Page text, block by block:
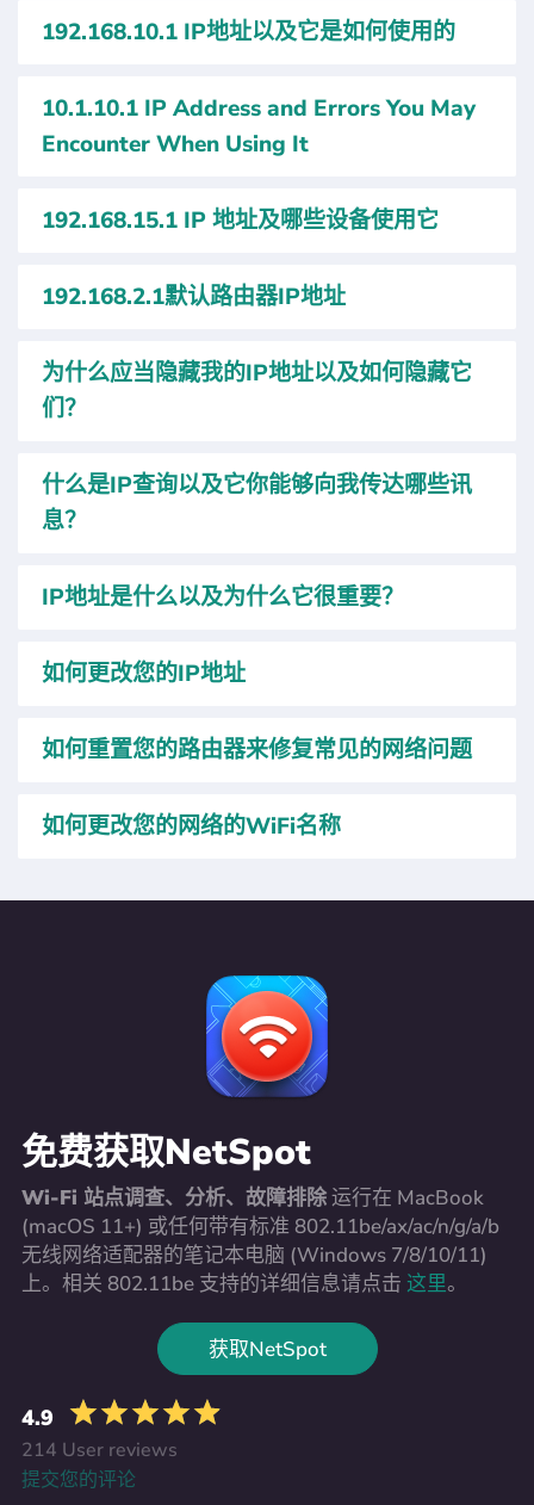
192.168.10.1 IP地址以及它是如何使用的
10.1.10.1 IP Address and Errors You May
Encounter When Using It
192.168.15.1 IP 地址及哪些设备使用它
192.168.2.1默认路由器IP地址
为什么应当隐藏我的IP地址以及如何隐藏它
们？
什么是IP查询以及它你能够向我传达哪些讯
息？
IP地址是什么以及为什么它很重要？
如何更改您的IP地址
如何重置您的路由器来修复常见的网络问题
如何更改您的网络的WiFi名称
免费获取NetSpot
Wi-Fi 站点调查、分析、故障排除运行在 MacBook
(macOS 11+) 或任何带有标准 802.11be/ax/ac/n/g/a/b
无线网络适配器的笔记本电脑 (Windows 7/8/10/11)
上。相关 802.11be 支持的详细信息请点击 这里。
获取NetSpot
4.9
214 User reviews
提交您的评论